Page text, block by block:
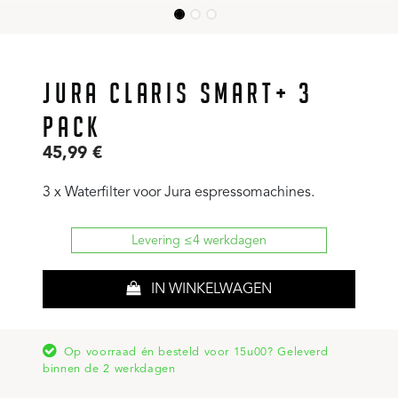
JURA CLARIS SMART+ 3
PACK
45,99 €
3 x Waterfilter voor Jura espressomachines.
Levering ≤4 werkdagen
IN WINKELWAGEN
Op voorraad én besteld voor 15u00? Geleverd
binnen de 2 werkdagen